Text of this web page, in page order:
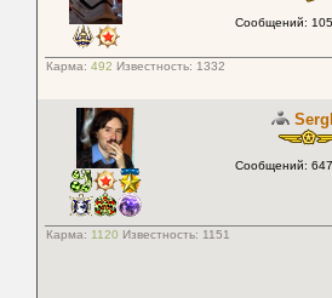
Сообщений:
Карма: 492 Известность: 1332
Сообщений:
Карма: 1120 Известность: 1151